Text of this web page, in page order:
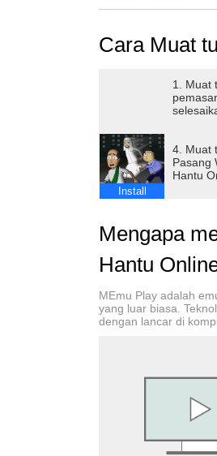
Tersedia karakter
Ganti kostum
Raih peringkat
Cara Muat
1. Muat
Install
4. Muat
Pasang
Hantu
Mengapa
Hantu
MEmu Play adalah
yang luar biasa.
dengan lancar di